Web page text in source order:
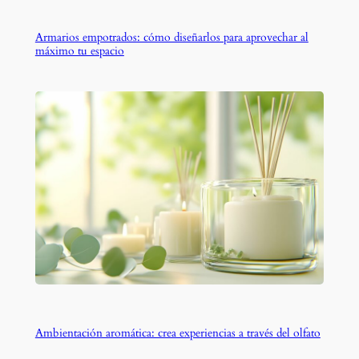
Armarios empotrados: cómo diseñarlos para aprovechar al
máximo tu espacio
Ambientación aromática: crea experiencias a través del olfato